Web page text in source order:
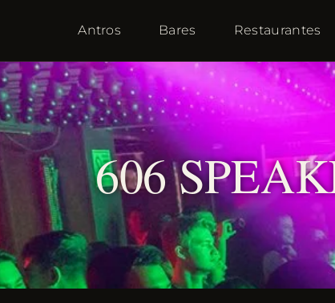
Antros Bares Restaurantes
606